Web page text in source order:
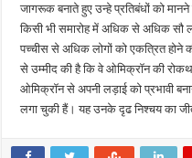
जागरूक बनाते हुए उन्हे प्रतिबंधों को
किसी भी समारोह में अधिक से अधिक सौ
पच्चीस से अधिक लोगों को एकत्रित होने
से उम्मीद की है कि वे ओमिक्रॉन की
ओमिक्रॉन से अपनी लड़ाई को प्रभावी
लगा चुकी हैं। यह उनके दृढ निश्चय का